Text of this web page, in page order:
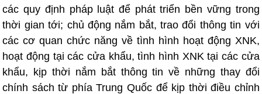
các quy định pháp luật để phát triển bền vững trong
thời gian tới; chủ động nắm bắt, trao đổi thông tin với
các cơ quan chức năng về tình hình hoạt động XNK,
hoạt động tại các cửa khẩu, tình hình XNK tại các cửa
khẩu, kịp thời nắm bắt thông tin về những thay đổi
chính sách từ phía Trung Quốc để kịp thời điều chỉnh